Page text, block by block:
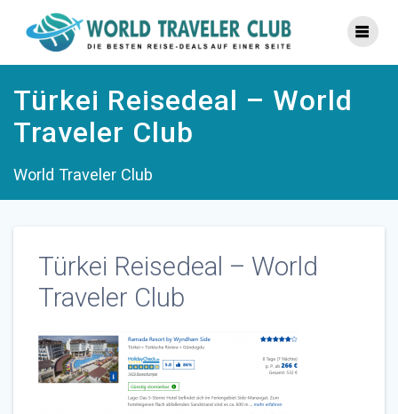
Inhalt
springen
Türkei Reisedeal – World
Traveler Club
World Traveler Club
Türkei Reisedeal – World
Traveler Club